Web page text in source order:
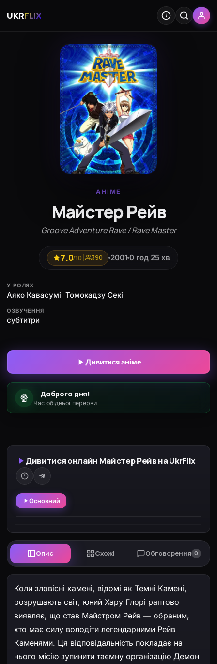
UKRFLIX
АНІМЕ
Майстер Рейв
Groove Adventure Rave / Rave Master
7.0/10 390 2001 0 год 25 хв
У РОЛЯХ
Аяко Кавасумі, Томокадзу Секі
ОЗВУЧЕННЯ
субтитри
Дивитися аніме
🍿 Доброго дня!
Час обідньої перерви
Дивитися онлайн Майстер Рейв на UkrFlix
Основний
Опис Схожі Обговорення 0
Коли зловісні камені, відомі як Темні Камені,
розрушають світ, юний Хару Глорі раптово
виявляє, що став Майстром Рейв — обраним,
хто має силу володіти легендарними Рейв
Каменями. Ця відповідальність покладає на
нього місію зупинити таємну організацію Демон